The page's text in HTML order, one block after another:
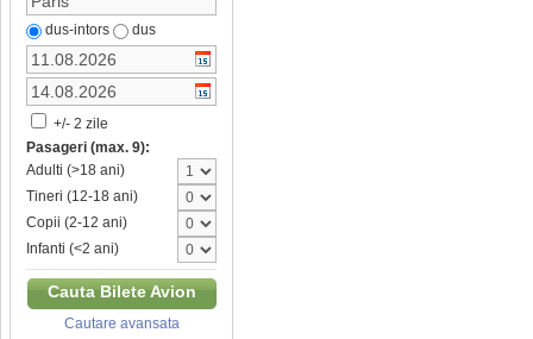
dus-intors dus
+/- 2 zile
Pasageri (max. 9):
Adulti (>18 ani)
Tineri (12-18 ani)
Copii (2-12 ani)
Infanti (<2 ani)
Cauta Bilete Avion
Cautare avansata